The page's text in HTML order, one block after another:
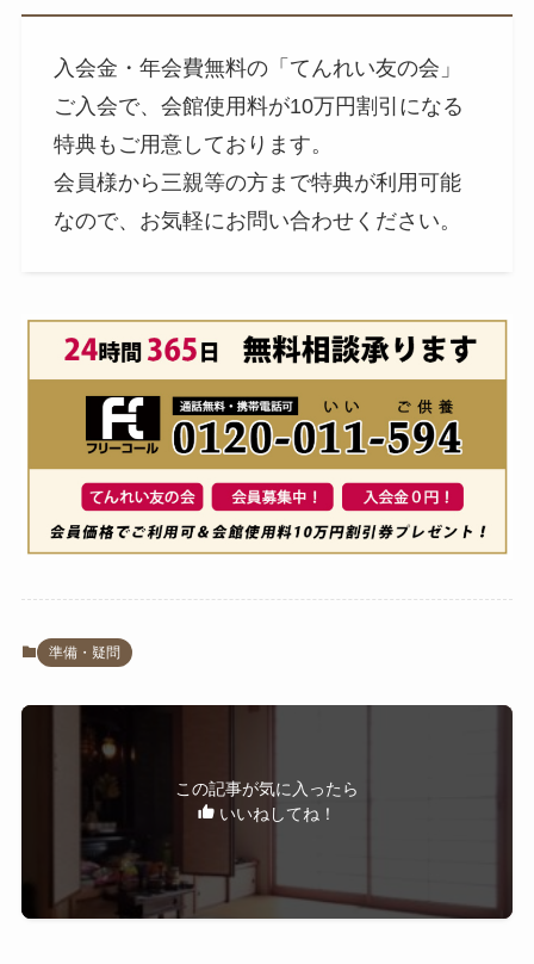
入会金・年会費無料の「てんれい友の会」
ご入会で、会館使用料が10万円割引になる
特典もご用意しております。
会員様から三親等の方まで特典が利用可能
なので、お気軽にお問い合わせください。
準備・疑問
この記事が気に入ったら
いいねしてね！